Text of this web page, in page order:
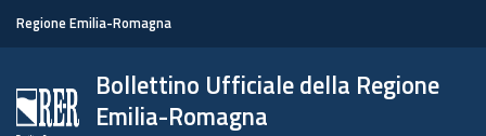
Regione Emilia-Romagna
Bollettino Ufficiale della Regione
Emilia-Romagna